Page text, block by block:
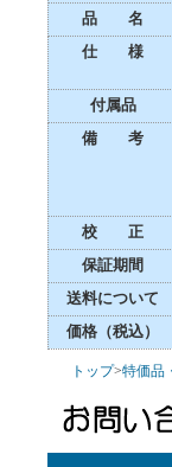
品 名
仕 様
付属品
備 考
校 正
保証期間
送料について
価格（税込）
トップ>特価品